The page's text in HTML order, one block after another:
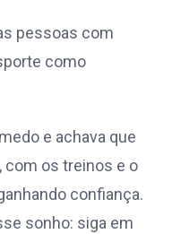
pessoas com
como
e achava que
com os treinos e o
confiança.
sonho: siga em